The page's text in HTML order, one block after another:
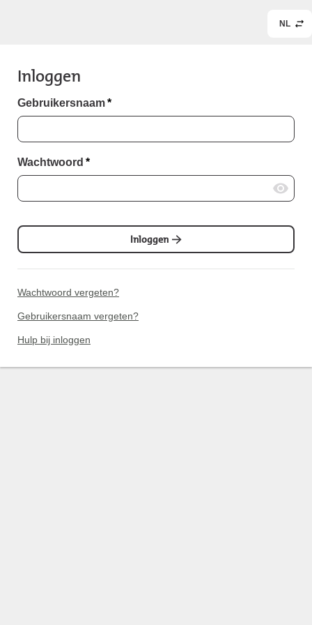
NL
Inloggen
Gebruikersnaam*
Wachtwoord *
Inloggen
Wachtwoord vergeten?
Gebruikersnaam vergeten?
Hulp bij inloggen